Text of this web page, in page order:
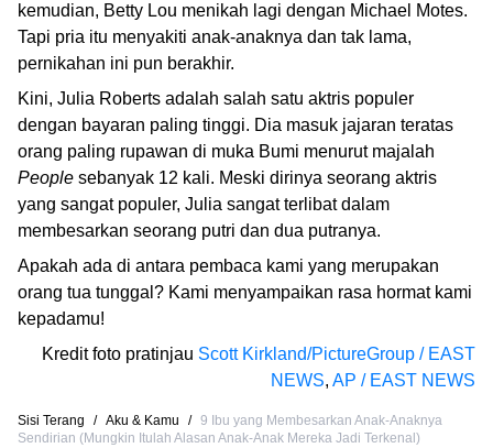
kemudian, Betty Lou menikah lagi dengan Michael Motes.
Tapi pria itu menyakiti anak-anaknya dan tak lama,
pernikahan ini pun berakhir.
Kini, Julia Roberts adalah salah satu aktris populer
dengan bayaran paling tinggi. Dia masuk jajaran teratas
orang paling rupawan di muka Bumi menurut majalah
People sebanyak 12 kali. Meski dirinya seorang aktris
yang sangat populer, Julia sangat terlibat dalam
membesarkan seorang putri dan dua putranya.
Apakah ada di antara pembaca kami yang merupakan
orang tua tunggal? Kami menyampaikan rasa hormat kami
kepadamu!
Kredit foto pratinjau Scott Kirkland/PictureGroup / EAST
NEWS, AP / EAST NEWS
Sisi Terang / Aku & Kamu / 9 Ibu yang Membesarkan Anak-Anaknya
Sendirian (Mungkin Itulah Alasan Anak-Anak Mereka Jadi Terkenal)